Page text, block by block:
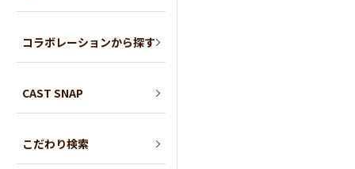
コラボレーションから探す
CAST SNAP
こだわり検索